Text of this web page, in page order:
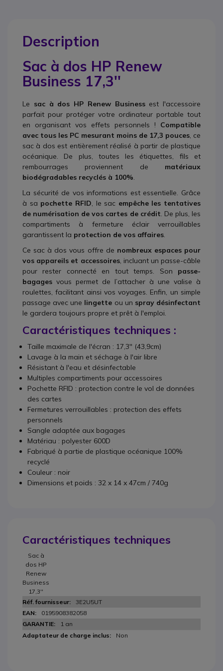
Description
Sac à dos HP Renew
Business 17,3''
Le sac à dos HP Renew Business est l'accessoire
parfait pour protéger votre ordinateur portable tout
en organisant vos effets personnels ! Compatible
avec tous les PC mesurant moins de 17,3 pouces, ce
sac à dos est entièrement réalisé à partir de plastique
océanique. De plus, toutes les étiquettes, fils et
rembourrages proviennent de matériaux
biodégradables recyclés à 100%.
La sécurité de vos informations est essentielle. Grâce
à sa pochette RFID, le sac empêche les tentatives
de numérisation de vos cartes de crédit. De plus, les
compartiments à fermeture éclair verrouillables
garantissent la protection de vos affaires.
Ce sac à dos vous offre de nombreux espaces pour
vos appareils et accessoires, incluant un passe-câble
pour rester connecté en tout temps. Son passe-
bagages vous permet de l’attacher à une valise à
roulettes, facilitant ainsi vos voyages. Enfin, un simple
passage avec une lingette ou un spray désinfectant
le gardera toujours propre et prêt à l'emploi.
Caractéristiques techniques :
Taille maximale de l'écran : 17,3'' (43,9cm)
Lavage à la main et séchage à l'air libre
Résistant à l'eau et désinfectable
Multiples compartiments pour accessoires
Pochette RFID : protection contre le vol de données
des cartes
Fermetures verrouillables : protection des effets
personnels
Sangle adaptée aux bagages
Matériau : polyester 600D
Fabriqué à partie de plastique océanique 100%
recyclé
Couleur : noir
Dimensions et poids : 32 x 14 x 47cm / 740g
Caractéristiques techniques
Sac à
dos HP
Renew
Business
17,3''
3E2U5UT
0195908382058
1 an
Non